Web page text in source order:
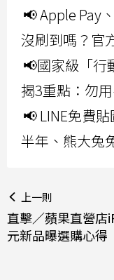
📢 Apple Pay
沒刷到嗎？官
📢國家級「行
揭3重點：勿
📢 LINE免費
半年、熊大兔
上一則
直擊／蘋果直營
元新品曝選購心得